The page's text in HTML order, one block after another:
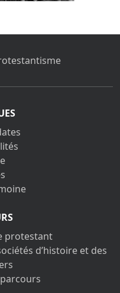
protestant
d’histoire et des